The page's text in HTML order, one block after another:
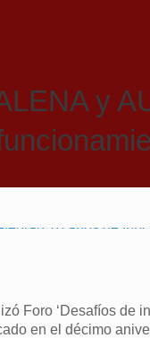
y
Foro ‘Desafíos de
en el décimo